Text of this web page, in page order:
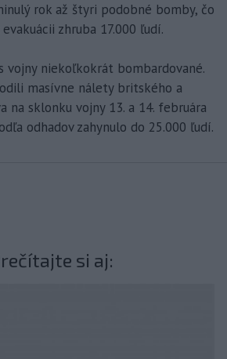
rok až štyri podobné bomby, čo
zhruba 17.000 ľudí.
vojny niekoľkokrát bombardované.
masívne nálety britského a
na sklonku vojny 13. a 14. februára
odhadov zahynulo do 25.000 ľudí.
si aj: